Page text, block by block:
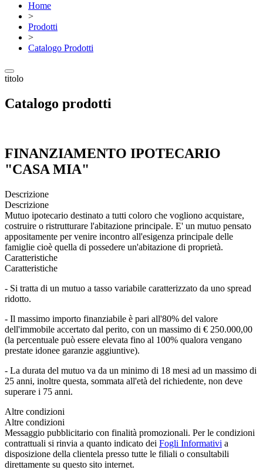
Home
>
Prodotti
>
Catalogo Prodotti
titolo
Catalogo prodotti
FINANZIAMENTO IPOTECARIO
"CASA MIA"
Descrizione
Descrizione
Mutuo ipotecario destinato a tutti coloro che vogliono acquistare,
costruire o ristrutturare l'abitazione principale. E' un mutuo pensato
appositamente per venire incontro all'esigenza principale delle
famiglie cioè quella di possedere un'abitazione di proprietà.
Caratteristiche
Caratteristiche
- Si tratta di un mutuo a tasso variabile caratterizzato da uno spread
ridotto.
- Il massimo importo finanziabile è pari all'80% del valore
dell'immobile accertato dal perito, con un massimo di € 250.000,00
(la percentuale può essere elevata fino al 100% qualora vengano
prestate idonee garanzie aggiuntive).
- La durata del mutuo va da un minimo di 18 mesi ad un massimo di
25 anni, inoltre questa, sommata all'età del richiedente, non deve
superare i 75 anni.
Altre condizioni
Altre condizioni
Messaggio pubblicitario con finalità promozionali. Per le condizioni
contrattuali si rinvia a quanto indicato dei Fogli Informativi a
disposizione della clientela presso tutte le filiali o consultabili
direttamente su questo sito internet.